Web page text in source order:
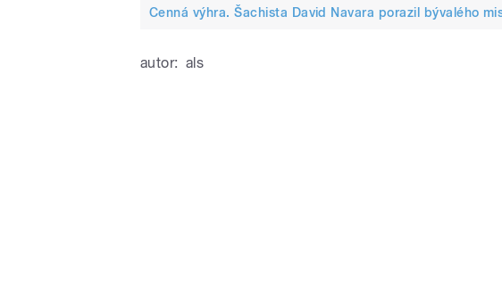
Cenná výhra. Šachista David Navara porazil bývalého
autor: als